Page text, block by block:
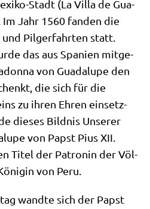
Stadt (La Vil­la de Gua­
Jahr 1560 fan­den die
Pil­ger­fahr­ten statt.
das aus Spa­ni­en mit­ge­
von Gua­d­a­lu­pe den
die sich für die
zu ihren Ehren ein­setz­
die­ses Bild­nis Unse­rer
von Papst Pius XII.
Titel der Patro­nin der Völ­
von Peru.
wand­te sich der Papst